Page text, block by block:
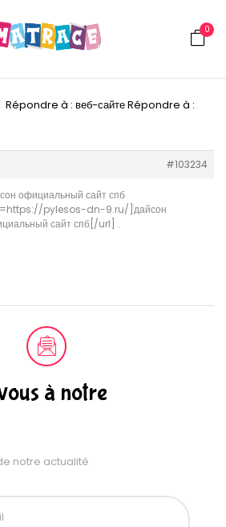
0
Répondre à : веб-сайтеRépondre à :
#103234
официальный сайт спб
pylesos-dn-9.ru/]дайсон
сайт спб[/url] .
à notre
notre actualité